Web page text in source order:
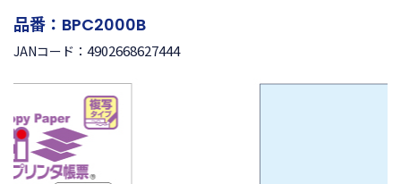
品番： BPC2000B
JANコード： 4902668627444